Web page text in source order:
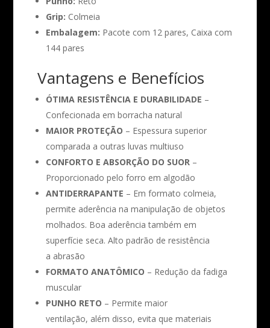
Grip: Colmeia
Embalagem: Pacote com 12 pares, Caixa com
144 pares
Vantagens e Benefícios
ÓTIMA RESISTÊNCIA E DURABILIDADE –
Confecionada em borracha natural
MAIOR PROTEÇÃO – Espessura superior
comparada a outras luvas multiuso
CONFORTO E ABSORÇÃO DO SUOR –
Proporcionado pelo forro em algodão
ANTIDERRAPANTE – Em formato colmeia,
permite aderência na manipulação de objetos
molhados. Boa aderência também em
superfície seca. Alto padrão de resistência
a abrasão
FORMATO ANATÔMICO – Redução da fadiga
muscular
PUNHO RETO – Permite maior
ventilação, além disso, evita que materiais